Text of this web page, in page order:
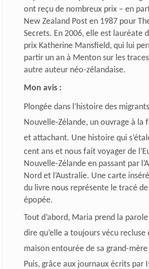
ont reçu de nombreux prix – en
New Zealand Post en 1987 pour
Secrets. En 2006, elle est lauréate
prix Katherine Mansfield, qui lui
partir un an à Menton sur les
autre auteur néo-zélandaise.
Mon avis :
Plongée dans l’histoire des
Nouvelle-Zélande, un ouvrage à la
et attachant. Une histoire qui
cent ans et nous fait voyager de
Nouvelle-Zélande en passant par
Nord et l’Australie. Une carte
du livre nous représente le tracé
épopée.
Tout d’abord, Maria prend la
dire qu’elle a toujours vécu recluse
maison entourée de sa grand-
Puis, grâce aux journaux écrits par